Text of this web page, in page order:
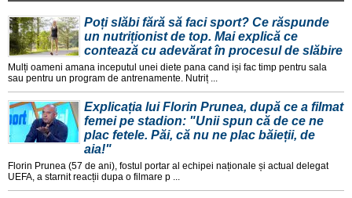
Poți slăbi fără să faci sport? Ce răspunde
un nutriționist de top. Mai explică ce
contează cu adevărat în procesul de slăbire
Mulți oameni amana inceputul unei diete pana cand iși fac timp pentru sala
sau pentru un program de antrenamente. Nutriț ...
Explicația lui Florin Prunea, după ce a filmat
femei pe stadion: "Unii spun că de ce ne
plac fetele. Păi, că nu ne plac băieții, de
aia!"
Florin Prunea (57 de ani), fostul portar al echipei naționale și actual delegat
UEFA, a starnit reacții dupa o filmare p ...